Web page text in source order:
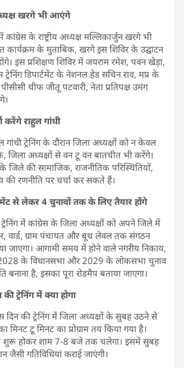
खरगे भी आएंगे
कांग्रेस के राष्ट्रीय अध्यक्ष मल्लिकार्जुन खरगे भी
कार्यक्रम के मुताबिक, खरगे इस शिविर के उद्घाटन
इस प्रशिक्षण शिविर में जयराम रमेश, पवन खेड़ा,
ट्रेनिंग डिपार्टमेंट के नेशनल हेड सचिन राव, मप्र के
पीसीसी चीफ जीतू पटवारी, नेता प्रतिपक्ष उमंग
करेंगे राहुल गांधी
गांधी ट्रेनिंग के दौरान जिला अध्यक्षों को न केवल
जिला अध्यक्षों से वन टू वन बातचीत भी करेंगे।
जिले की सामाजिक, राजनीतिक परिस्थितियों,
की रणनीति पर चर्चा कर सकते हैं।
से लेकर 4 चुनावों तक के लिए तैयार होंगे
में कांग्रेस के जिला अध्यक्षों को अपने जिले में
वार्ड, ग्राम पंचायत और बूथ लेवल तक संगठन
जाएगा। आगामी समय में होने वाले नगरीय निकाय,
के विधानसभा और 2029 के लोकसभा चुनाव
है, इसका पूरा रोडमैप बताया जाएगा।
ट्रेनिंग में क्या होगा
दिन की ट्रेनिंग में जिला अध्यक्षों के सुबह उठने से
टू मिनट का प्रोग्राम तय किया गया है।
शुरू होकर शाम 7-8 बजे तक चलेगा। इसमें सुबह
जैसी गतिविधियां कराई जाएंगी।